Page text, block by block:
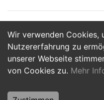
Wir verwenden Cookies,
Nutzererfahrung zu
unserer Webseite
von Cookies zu. Mehr
Jetzt